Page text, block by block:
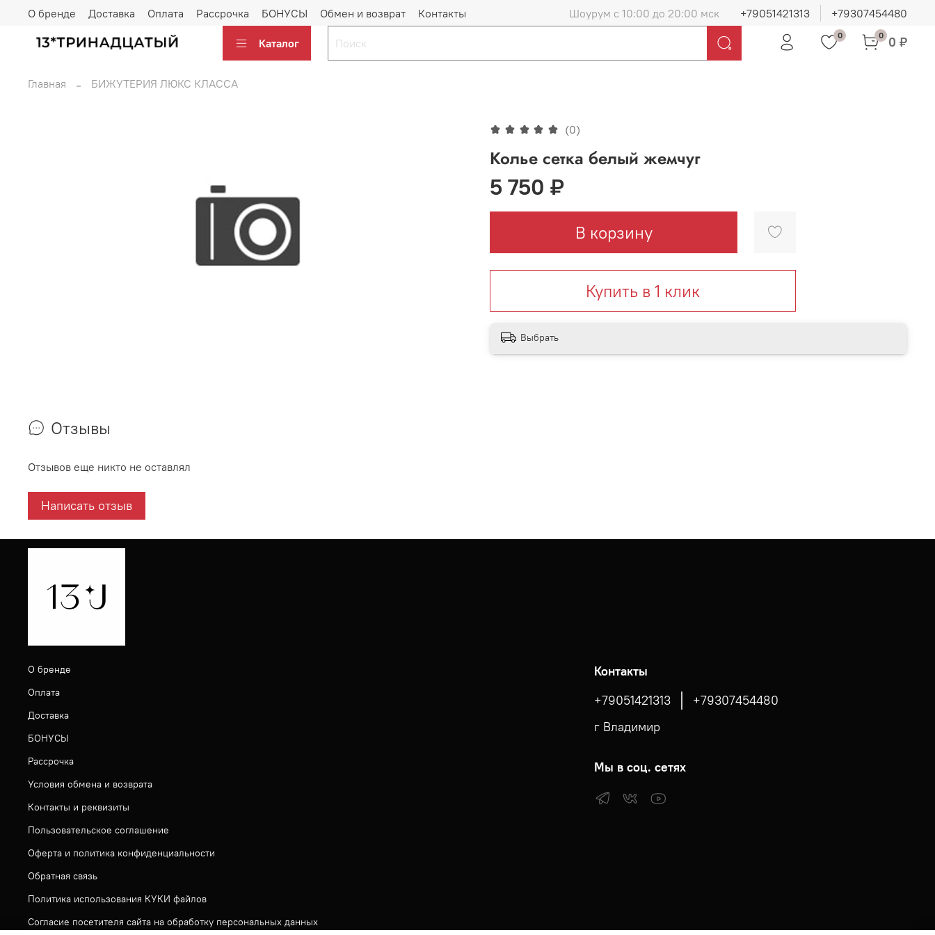
О бренде Доставка Оплата Рассрочка БОНУСЫ Обмен и возврат Контакты Шоурум с 10:00 до 20:00 мск +79051421313 +79307454480
Каталог
0 0 0 ₽
Главная БИЖУТЕРИЯ ЛЮКС КЛАССА
(0)
Колье сетка белый жемчуг
5 750 ₽
В корзину
Купить в 1 клик
Выбрать
Отзывы
Отзывов еще никто не оставлял
Написать отзыв
О бренде
Оплата
Доставка
БОНУСЫ
Рассрочка
Условия обмена и возврата
Контакты и реквизиты
Пользовательское соглашение
Оферта и политика конфиденциальности
Обратная связь
Политика использования КУКИ файлов
Согласие посетителя сайта на обработку персональных данных
Контакты
+79051421313
+79307454480
г Владимир
Мы в соц. сетях